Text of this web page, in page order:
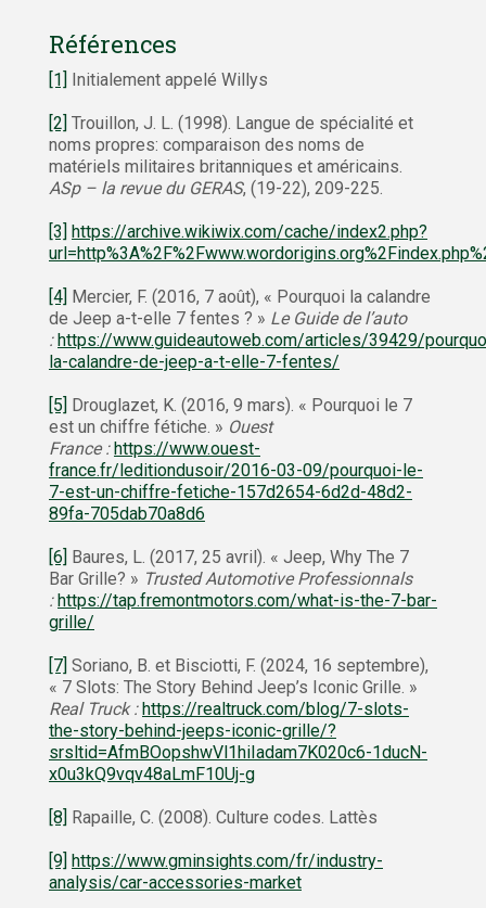
Références
[1] Initialement appelé Willys
[2] Trouillon, J. L. (1998). Langue de spécialité et
noms propres: comparaison des noms de
matériels militaires britanniques et américains.
ASp – la revue du GERAS, (19-22), 209-225.
[3] https://archive.wikiwix.com/cache/index2.php?
[4] Mercier, F. (2016, 7 août), « Pourquoi la calandre
de Jeep a-t-elle 7 fentes ? » Le Guide de l’auto
: https://www.guideautoweb.com/articles/39429/
la-calandre-de-jeep-a-t-elle-7-fentes/
[5] Drouglazet, K. (2016, 9 mars). « Pourquoi le 7
est un chiffre fétiche. » Ouest
France : https://www.ouest-
france.fr/leditiondusoir/2016-03-09/pourquoi-le-
7-est-un-chiffre-fetiche-157d2654-6d2d-48d2-
89fa-705dab70a8d6
[6] Baures, L. (2017, 25 avril). « Jeep, Why The 7
Bar Grille? » Trusted Automotive Professionnals
: https://tap.fremontmotors.com/what-is-the-7-bar-
grille/
[7] Soriano, B. et Bisciotti, F. (2024, 16 septembre),
« 7 Slots: The Story Behind Jeep’s Iconic Grille. »
Real Truck : https://realtruck.com/blog/7-slots-
the-story-behind-jeeps-iconic-grille/?
srsltid=AfmBOopshwVl1hiIadam7K020c6-1ducN-
x0u3kQ9vqv48aLmF10Uj-g
[8] Rapaille, C. (2008). Culture codes. Lattès
[9] https://www.gminsights.com/fr/industry-
analysis/car-accessories-market